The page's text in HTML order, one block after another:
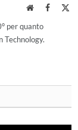
WebsiteFacebook
per quanto
Technology.